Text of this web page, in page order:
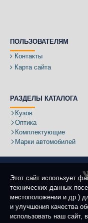
ПОЛЬЗОВАТЕЛЯМ
Контакты
Карта сайта
РАЗДЕЛЫ КАТАЛОГА
Кузов
Оптика
Комплектующие
Марки автомобилей
Этот сайт использует
технических данных
местоположении и др.)
и улучшения качества
использовать наш сайт,